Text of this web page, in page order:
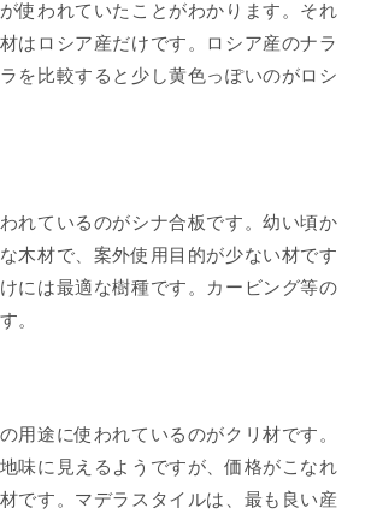
使われていたことがわかります。それ
はロシア産だけです。ロシア産のナラ
を比較すると少し黄色っぽいのがロシ
れているのがシナ合板です。幼い頃か
木材で、案外使用目的が少ない材です
には最適な樹種です。カービング等の
。
用途に使われているのがクリ材です。
味に見えるようですが、価格がこなれ
です。マデラスタイルは、最も良い産